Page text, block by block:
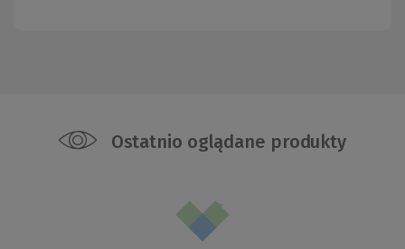
Ostatnio oglądane produkty